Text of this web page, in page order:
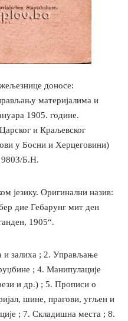
доносе:
материјалима и
1905. године.
и Краљевског
у Босни и Херцеговини)
9803/Б.Н.
језику. Оригинални назив:
дие Гебарунг мит ден
1905“.
и залиха ; 2. Управљање
; 4. Манипулације
и др.) ; 5. Прописи о
шине, прагови, угљен и
; 7. Складишна места ; 8.